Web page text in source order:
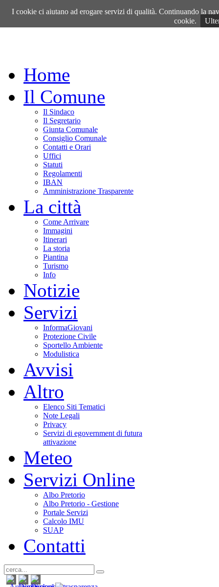
Domenica, 09 Agosto 2026
Home
Il Comune
Il Sindaco
Il Segretario
Giunta Comunale
Consiglio Comunale
Contatti e Orari
Uffici
Statuti
Regolamenti
IBAN
Amministrazione Trasparente
La città
Come Arrivare
Immagini
Itinerari
La storia
Piantina
Turismo
Info
Notizie
Servizi
InformaGiovani
Protezione Civile
Sportello Ambiente
Modulistica
Avvisi
Altro
Elenco Siti Tematici
Note Legali
Privacy
Servizi di egovernment di futura
attivazione
Meteo
Servizi Online
Albo Pretorio
Albo Pretorio - Gestione
Portale Servizi
Calcolo IMU
SUAP
Contatti
I cookie ci aiutano ad erogare servizi di qualità. Continuando la
cookie.